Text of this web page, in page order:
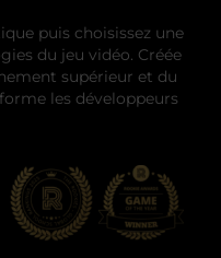
puis choisissez une
du jeu vidéo. Créée
supérieur et du
les développeurs